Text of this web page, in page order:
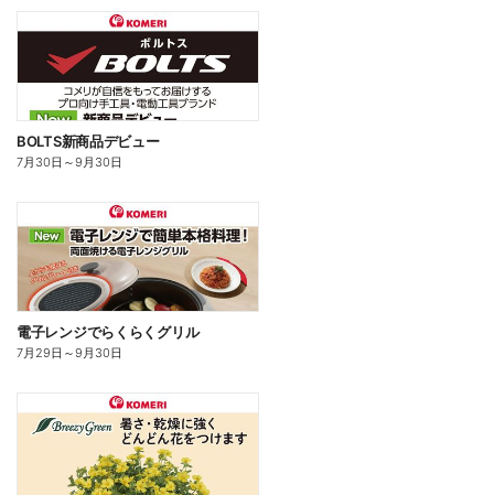
BOLTS新商品デビュー
7月30日 ～9月30日
電子レンジでらくらくグリル
7月29日 ～9月30日